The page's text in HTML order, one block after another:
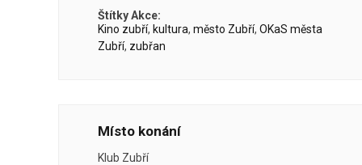
Štítky Akce:
Kino zubří, kultura, město Zubří, OKaS města
Zubří, zubřan
Místo konání
Klub Zubří